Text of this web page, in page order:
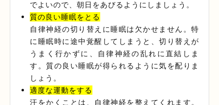
でよいので、朝日をあびるようにしましょう。
質の良い睡眠をとる
自律神経の切り替えに睡眠は欠かせません。特
に睡眠時に途中覚醒してしまうと、切り替えが
うまく行かずに、自律神経の乱れに直結しま
す。質の良い睡眠が得られるように気を配りま
しょう。
適度な運動をする
汗をかくことは、自律神経を整えてくれます。